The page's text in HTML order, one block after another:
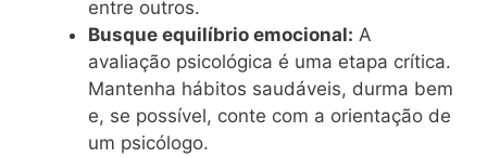
entre outros.
Busque equilíbrio emocional: A
avaliação psicológica é uma etapa crítica.
Mantenha hábitos saudáveis, durma bem
e, se possível, conte com a orientação de
um psicólogo.